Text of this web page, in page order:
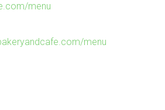
menu
menu